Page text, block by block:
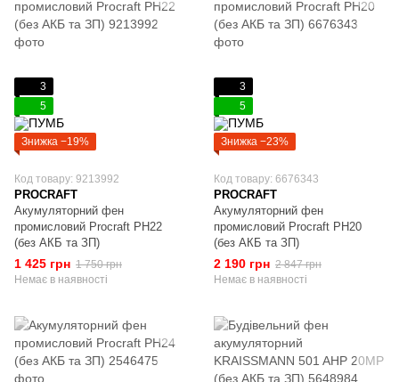
3
5
Знижка −19%
Код товару: 9213992
PROCRAFT
Акумуляторний фен
промисловий Procraft PH22
(без АКБ та ЗП)
1 425 грн 1 750 грн
Немає в наявності
3
5
Знижка −23%
Код товару: 6676343
PROCRAFT
Акумуляторний фен
промисловий Procraft PH20
(без АКБ та ЗП)
2 190 грн 2 847 грн
Немає в наявності